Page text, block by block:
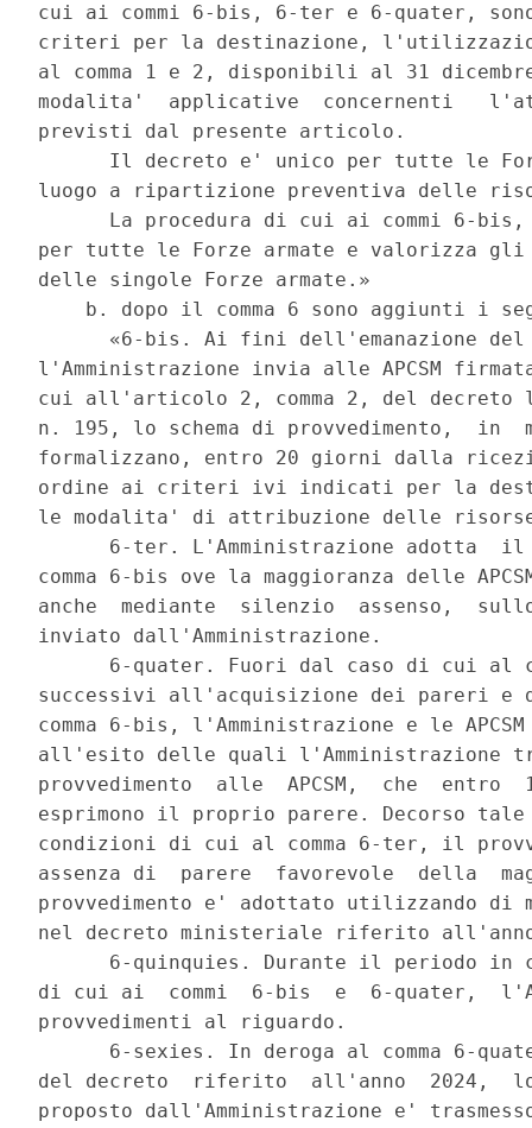
cui ai commi 6-bis, 6-ter e 6-quater,
criteri per la destinazione,
al comma 1 e 2, disponibili al 31
modalita'  applicative  concernenti
previsti dal presente articolo.
Il decreto e' unico per tutte le
luogo a ripartizione preventiva delle
La procedura di cui ai commi 6-
per tutte le Forze armate e valorizza
delle singole Forze armate.»
b. dopo il comma 6 sono aggiunti i
«6-bis. Ai fini dell'emanazione
l'Amministrazione invia alle APCSM
cui all'articolo 2, comma 2, del decreto
n. 195, lo schema di provvedimento,  in
formalizzano, entro 20 giorni dalla
ordine ai criteri ivi indicati per la
le modalita' di attribuzione delle
6-ter. L'Amministrazione adotta
comma 6-bis ove la maggioranza delle
anche  mediante  silenzio  assenso,
inviato dall'Amministrazione.
6-quater. Fuori dal caso di cui al
successivi all'acquisizione dei pareri
comma 6-bis, l'Amministrazione e le
all'esito delle quali l'Amministrazione
provvedimento  alle  APCSM,  che
esprimono il proprio parere. Decorso
condizioni di cui al comma 6-ter, il
assenza di  parere  favorevole  della
provvedimento e' adottato utilizzando
nel decreto ministeriale riferito
6-quinquies. Durante il periodo in
di cui ai  commi  6-bis  e  6-quater,
provvedimenti al riguardo.
6-sexies. In deroga al comma 6-
del decreto  riferito  all'anno  2024,  lo
proposto dall'Amministrazione e'